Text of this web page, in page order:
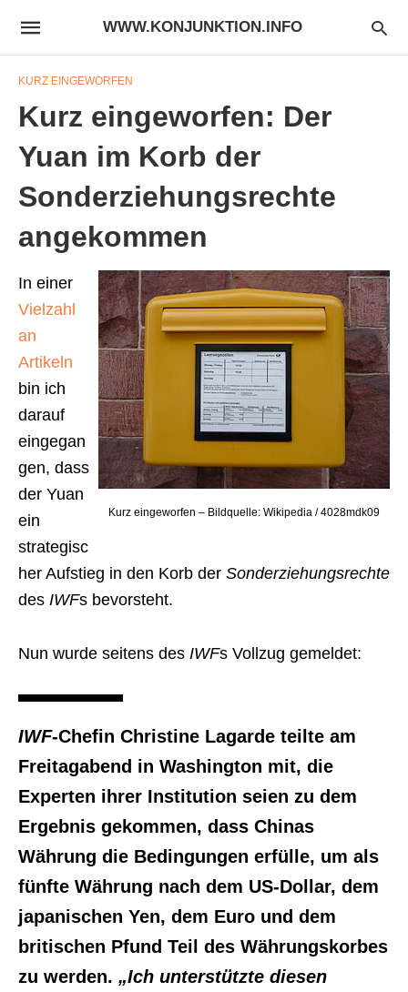
WWW.KONJUNKTION.INFO
KURZ EINGEWORFEN
Kurz eingeworfen: Der
Yuan im Korb der
Sonderziehungsrechte
angekommen
Kurz eingeworfen – Bildquelle: Wikipedia / 4028mdk09
In einer
Vielzahl
an
Artikeln
bin ich
darauf
eingegan
gen, dass
der Yuan
ein
strategisc
her Aufstieg in den Korb der Sonderziehungsrechte
des IWFs bevorsteht.
Nun wurde seitens des IWFs Vollzug gemeldet:
IWF-Chefin Christine Lagarde teilte am
Freitagabend in Washington mit, die
Experten ihrer Institution seien zu dem
Ergebnis gekommen, dass Chinas
Währung die Bedingungen erfülle, um als
fünfte Währung nach dem US-Dollar, dem
japanischen Yen, dem Euro und dem
britischen Pfund Teil des Währungskorbes
zu werden. „Ich unterstützte diesen